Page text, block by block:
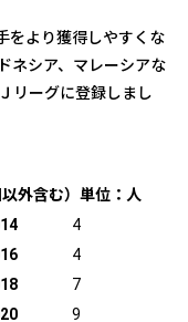
をより獲得しやすくな
ネシア、マレーシアな
リーグに登録しまし
外含む）単位：人
4
4
7
9